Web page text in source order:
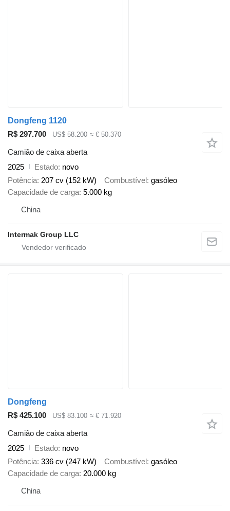
Dongfeng 1120
R$ 297.700
US$ 58.200 ≈ € 50.370
Camião de caixa aberta
2025
Estado novo
Potência 207 cv (152 kW) Combustível gasóleo
Capacidade de carga 5.000 kg
China
Intermak Group LLC
Dongfeng
R$ 425.100
US$ 83.100 ≈ € 71.920
Camião de caixa aberta
2025
Estado novo
Potência 336 cv (247 kW) Combustível gasóleo
Capacidade de carga 20.000 kg
China